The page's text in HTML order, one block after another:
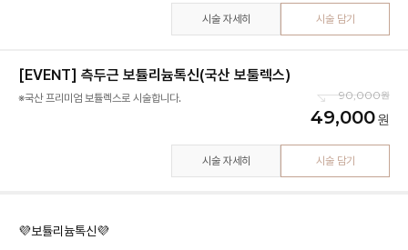
시술 자세히 시술 담기
[EVENT] 측두근 보튤리늄톡신(국산 보툴렉스)
※국산 프리미엄 보튤렉스로 시술합니다. 90,000
49,000
시술 자세히 시술 담기
💜보튤리늄톡신💜